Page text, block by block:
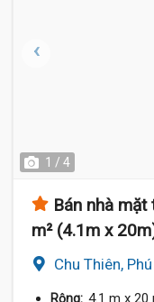
1 / 4
Bán nhà mặt
m² (4.1m x
Chu Thiên,
Rộng: 4.1 m x 20